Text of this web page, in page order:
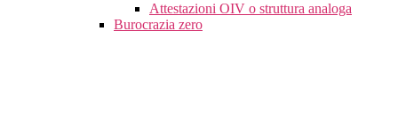
Attestazioni OIV o struttura analoga
Burocrazia zero